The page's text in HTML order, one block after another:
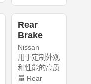
Rear
Brake
Nissan
用于定制外观
和性能的高质
量 Rear